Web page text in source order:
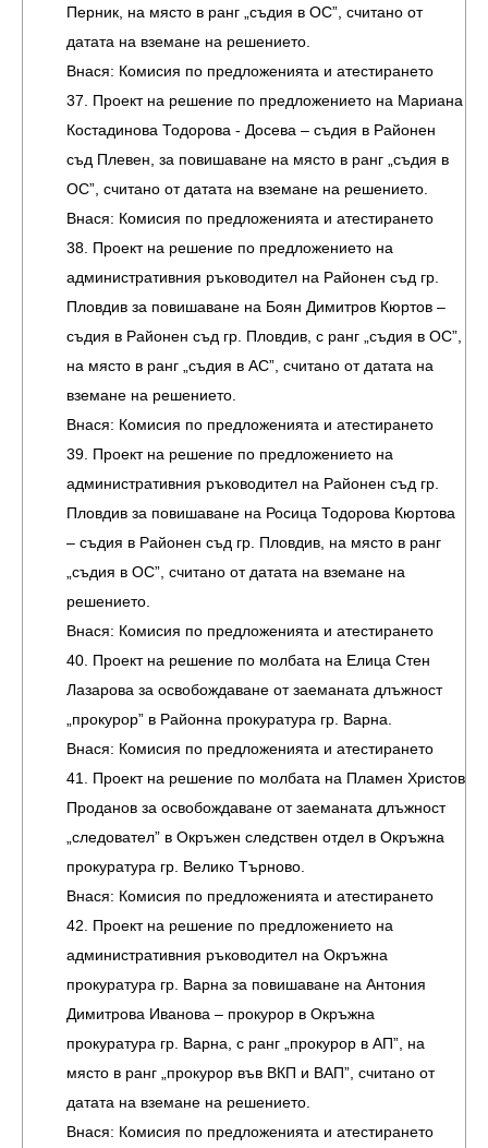
Перник, на място в ранг „съдия в ОС”, считано от
датата на вземане на решението.
Внася: Комисия по предложенията и атестирането
37. Проект на решение по предложението на Мариана
Костадинова Тодорова - Досева – съдия в Районен
съд Плевен, за повишаване на място в ранг „съдия в
ОС”, считано от датата на вземане на решението.
Внася: Комисия по предложенията и атестирането
38. Проект на решение по предложението на
административния ръководител на Районен съд гр.
Пловдив за повишаване на Боян Димитров Кюртов –
съдия в Районен съд гр. Пловдив, с ранг „съдия в ОС”,
на място в ранг „съдия в АС”, считано от датата на
вземане на решението.
Внася: Комисия по предложенията и атестирането
39. Проект на решение по предложението на
административния ръководител на Районен съд гр.
Пловдив за повишаване на Росица Тодорова Кюртова
– съдия в Районен съд гр. Пловдив, на място в ранг
„съдия в ОС”, считано от датата на вземане на
решението.
Внася: Комисия по предложенията и атестирането
40. Проект на решение по молбата на Елица Стен
Лазарова за освобождаване от заеманата длъжност
„прокурор” в Районна прокуратура гр. Варна.
Внася: Комисия по предложенията и атестирането
41. Проект на решение по молбата на Пламен Христов
Проданов за освобождаване от заеманата длъжност
„следовател” в Окръжен следствен отдел в Окръжна
прокуратура гр. Велико Търново.
Внася: Комисия по предложенията и атестирането
42. Проект на решение по предложението на
административния ръководител на Окръжна
прокуратура гр. Варна за повишаване на Антония
Димитрова Иванова – прокурор в Окръжна
прокуратура гр. Варна, с ранг „прокурор в АП”, на
място в ранг „прокурор във ВКП и ВАП”, считано от
датата на вземане на решението.
Внася: Комисия по предложенията и атестирането